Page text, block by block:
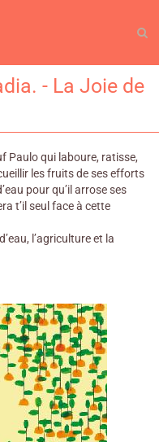
- La Joie de
Paulo qui laboure, ratisse,
les fruits de ses efforts
pour qu’il arrose ses
t’il seul face à cette
l’agriculture et la